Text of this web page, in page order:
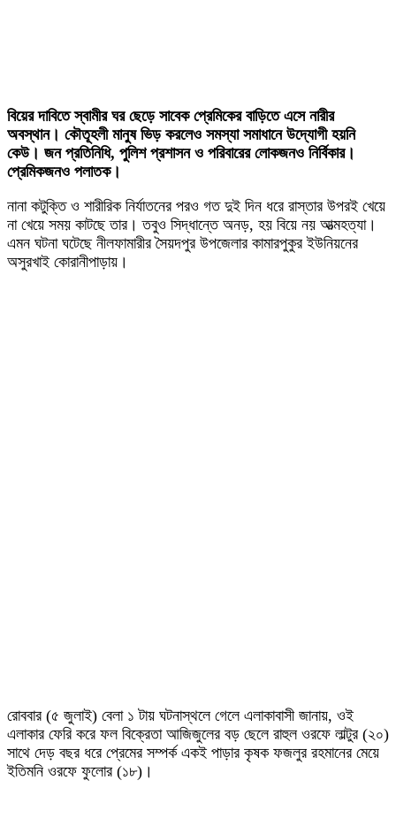
বিয়ের দাবিতে স্বামীর ঘর ছেড়ে সাবেক প্রেমিকের বাড়িতে এসে নারীর
অবস্থান। কৌতূহলী মানুষ ভিড় করলেও সমস্যা সমাধানে উদ্যোগী হয়নি
কেউ। জন প্রতিনিধি, পুলিশ প্রশাসন ও পরিবারের লোকজনও নির্বিকার।
প্রেমিকজনও পলাতক।
নানা কটুক্তি ও শারীরিক নির্যাতনের পরও গত দুই দিন ধরে রাস্তার উপরই খেয়ে
না খেয়ে সময় কাটছে তার। তবুও সিদ্ধান্তে অনড়, হয় বিয়ে নয় আত্মহত্যা।
এমন ঘটনা ঘটেছে নীলফামারীর সৈয়দপুর উপজেলার কামারপুকুর ইউনিয়নের
অসুরখাই কোরানীপাড়ায়।
রোববার (৫ জুলাই) বেলা ১ টায় ঘটনাস্থলে গেলে এলাকাবাসী জানায়, ওই
এলাকার ফেরি করে ফল বিক্রেতা আজিজুলের বড় ছেলে রাহুল ওরফে লাল্টুর (২০)
সাথে দেড় বছর ধরে প্রেমের সম্পর্ক একই পাড়ার কৃষক ফজলুর রহমানের মেয়ে
ইতিমনি ওরফে ফুলোর (১৮)।